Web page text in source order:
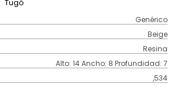
Genérico
Beige
Resina
Alto: 14 Ancho: 8 Profundidad: 7
,534